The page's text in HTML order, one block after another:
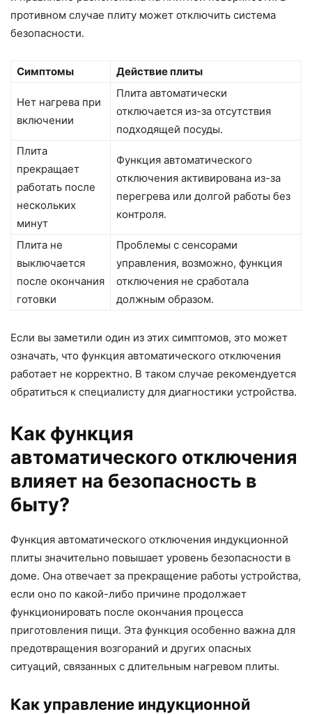
противном случае плиту может отключить система
безопасности.
Симптомы Действие плиты
Нет нагрева при
включении
Плита автоматически
отключается из-за отсутствия
подходящей посуды.
Плита
прекращает
работать после
нескольких
минут
Функция автоматического
отключения активирована из-за
перегрева или долгой работы без
контроля.
Плита не
выключается
после окончания
готовки
Проблемы с сенсорами
управления, возможно, функция
отключения не сработала
должным образом.
Если вы заметили один из этих симптомов, это может
означать, что функция автоматического отключения
работает не корректно. В таком случае рекомендуется
обратиться к специалисту для диагностики устройства.
Как функция
автоматического отключения
влияет на безопасность в
быту?
Функция автоматического отключения индукционной
плиты значительно повышает уровень безопасности в
доме. Она отвечает за прекращение работы устройства,
если оно по какой-либо причине продолжает
функционировать после окончания процесса
приготовления пищи. Эта функция особенно важна для
предотвращения возгораний и других опасных
ситуаций, связанных с длительным нагревом плиты.
Как управление индукционной